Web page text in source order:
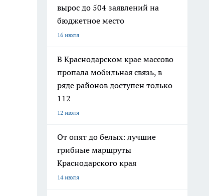
вырос до 504 заявлений на
бюджетное место
16 июля
В Краснодарском крае массово
пропала мобильная связь, в
ряде районов доступен только
112
12 июля
От опят до белых: лучшие
грибные маршруты
Краснодарского края
14 июля